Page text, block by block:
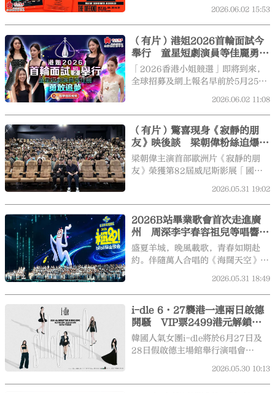
將於6月4日中午12點準時開售，公
開發售則定於6月5日中午12時！
2026.06.02 15:53
（有片）港姐2026首輪面試今
舉行 童星短劇演員等佳麗勇敢
追夢
「2026香港小姐競選」即將到來，
全球招募及網上報名早前於5月25日
戰，敢於展現真我。比賽今日（6月
2日）展開首輪面試，多位參賽佳麗
現身電視城。
2026.06.02 11:08
（有片）驚喜現身《寂靜的朋
友》映後談 梁朝偉粉絲迫爆戲
院
梁朝偉主演首部歐洲片《寂靜的朋
友》榮獲第82屆威尼斯影展「國際
特別放映場的深度映後談。消息一
出，門票即被秒殺，全場爆滿。放映
結束，掌聲雷動，梁朝偉與資深影評
人紀陶展開長達1小時的對談，分享
幕後點滴。
2026.05.31 19:02
2026B站畢業歌會首次走進廣
州 周深李宇春容祖兒等唱響青
春序曲
盛夏羊城，晚風載歌，青春如期赴
約。伴隨萬人合唱的《海闊天空》溫
柔收尾，《永遠22！2026bilibili
記憶。這檔陪伴眾多高校青年六年的
國民畢業盛典，首次落地廣州，為畢
業季注入全新的灣區活力。
2026.05.31 18:49
i-dle 6·27襲港一連兩日啟德
開騷 VIP票2499港元解鎖演
前綵排（附連結）
韓國人氣女團i-dle將於6月27日及
28日假啟德主場館舉行演唱會
KONG」。
2026.05.30 10:13